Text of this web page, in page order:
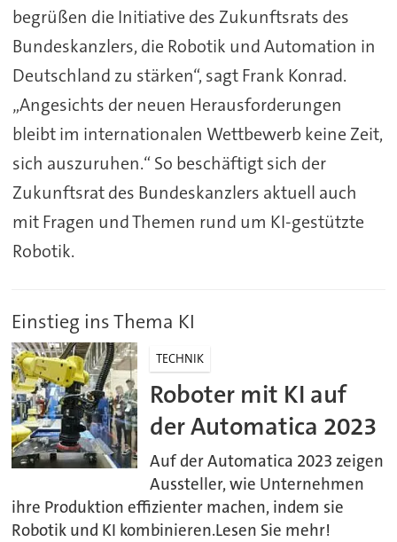
begrüßen die Initiative des Zukunftsrats des
Bundeskanzlers, die Robotik und Automation in
Deutschland zu stärken“, sagt Frank Konrad.
„Angesichts der neuen Herausforderungen
bleibt im internationalen Wettbewerb keine Zeit,
sich auszuruhen.“ So beschäftigt sich der
Zukunftsrat des Bundeskanzlers aktuell auch
mit Fragen und Themen rund um KI-gestützte
Robotik.
Einstieg ins Thema KI
TECHNIK
Roboter mit KI auf
der Automatica 2023
Auf der Automatica 2023 zeigen
Aussteller, wie Unternehmen
ihre Produktion effizienter machen, indem sie
Robotik und KI kombinieren.Lesen Sie mehr!